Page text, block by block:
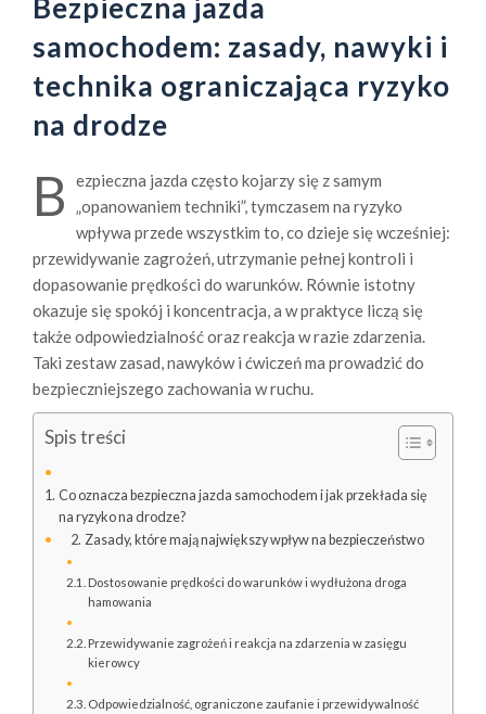
Bezpieczna jazda
samochodem: zasady, nawyki i
technika ograniczająca ryzyko
na drodze
B
ezpieczna jazda często kojarzy się z samym
„opanowaniem techniki”, tymczasem na ryzyko
wpływa przede wszystkim to, co dzieje się wcześniej:
przewidywanie zagrożeń, utrzymanie pełnej kontroli i
dopasowanie prędkości do warunków. Równie istotny
okazuje się spokój i koncentracja, a w praktyce liczą się
także odpowiedzialność oraz reakcja w razie zdarzenia.
Taki zestaw zasad, nawyków i ćwiczeń ma prowadzić do
bezpieczniejszego zachowania w ruchu.
Spis treści
Co oznacza bezpieczna jazda samochodem i jak przekłada się
na ryzyko na drodze?
Zasady, które mają największy wpływ na bezpieczeństwo
Dostosowanie prędkości do warunków i wydłużona droga
hamowania
Przewidywanie zagrożeń i reakcja na zdarzenia w zasięgu
kierowcy
Odpowiedzialność, ograniczone zaufanie i przewidywalność